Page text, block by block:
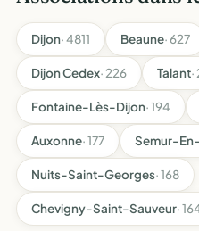
Dijon· 4811 Beaune· 627
Dijon Cedex· 226 Talant
Fontaine-Lès-Dijon· 194
Auxonne· 177 Semur-
Nuits-Saint-Georges· 168
Chevigny-Saint-Sauveur·